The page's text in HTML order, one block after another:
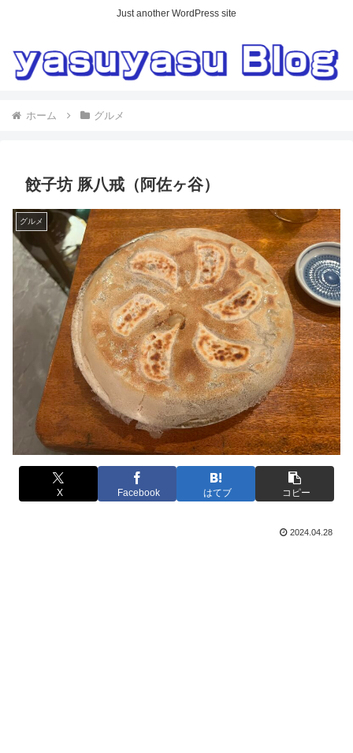
Just another WordPress site
ホーム グルメ
餃子坊 豚八戒（阿佐ヶ谷）
グルメ
X Facebook はてブ コピー
2024.04.28